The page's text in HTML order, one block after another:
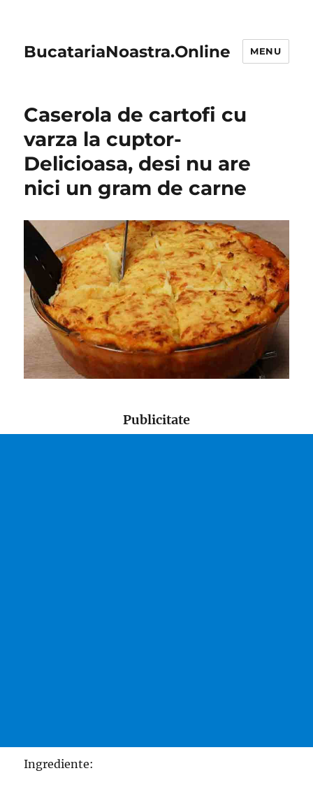
BucatariaNoastra.Online MENU
Caserola de cartofi cu
varza la cuptor-
Delicioasa, desi nu are
nici un gram de carne
Publicitate
Ingrediente: